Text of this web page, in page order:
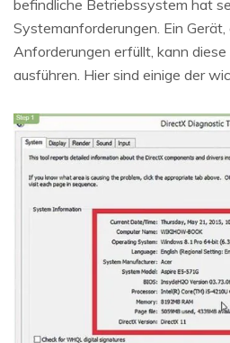
befindliche Betriebssystem hat
Systemanforderungen. Ein Gerät,
Anforderungen erfüllt, kann
ausführen. Hier sind einige der